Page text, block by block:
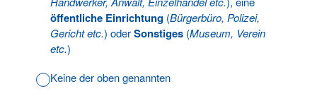
öffentliche Einrichtung (Bürgerbüro, Polizei,
Gericht etc.) oderSonstiges (Museum, Verein
etc.)
Keine der oben genannten